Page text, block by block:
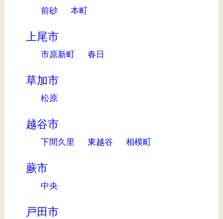
前砂 本町
上尾市
市原新町 春日
草加市
松原
越谷市
下間久里 東越谷 相模町
蕨市
中央
戸田市